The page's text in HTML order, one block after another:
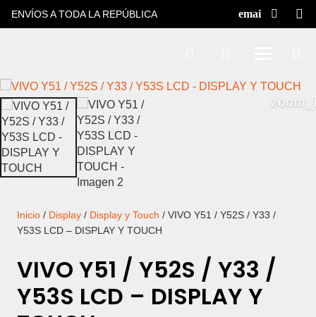
ENVÍOS A TODA LA REPÚBLICA
Inicio / Display / Display y Touch / VIVO Y51 / Y52S / Y33 /
Y53S LCD – DISPLAY Y TOUCH
VIVO Y51 / Y52S / Y33 /
Y53S LCD – DISPLAY Y